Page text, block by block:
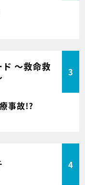
～救命救
3
事故!?
4